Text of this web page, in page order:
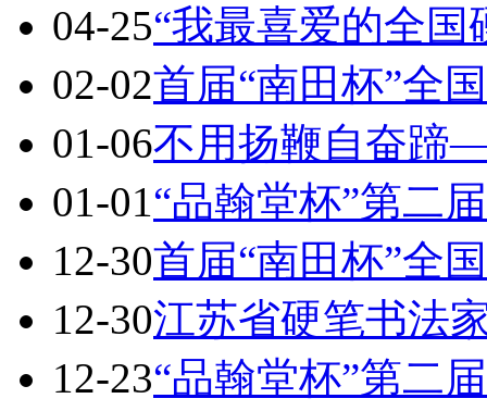
04-25“我最喜爱的全
02-02首届“南田杯”全
01-06不用扬鞭自奋
01-01“品翰堂杯”第二
12-30首届“南田杯”全
12-30江苏省硬笔书法
12-23“品翰堂杯”第二